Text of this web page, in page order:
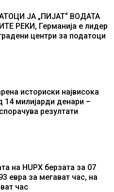
ЈА „ПИЈАТ“ ВОДАТА
РЕКИ, Германија е лидер
центри за податоци
историски највисока
14 милијарди денари –
резултати
на HUPX берзата за 07
евра за мегават час, на
час